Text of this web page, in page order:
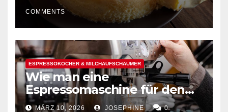
COMMENTS
ESPRESSOKOCHER & MILCHAUFSCHÄUMER
Wie man eine
Espressomaschine für den
Hausgebrauch auswählt
MÄRZ 10, 2026 JOSEPHINE 0